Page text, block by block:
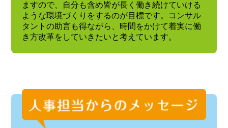
ますので、自分も含め皆が長く働き続けていける
ような環境づくりをするのが目標です。コンサル
タントの助言も得ながら、時間をかけて着実に働
き方改革をしていきたいと考えています。